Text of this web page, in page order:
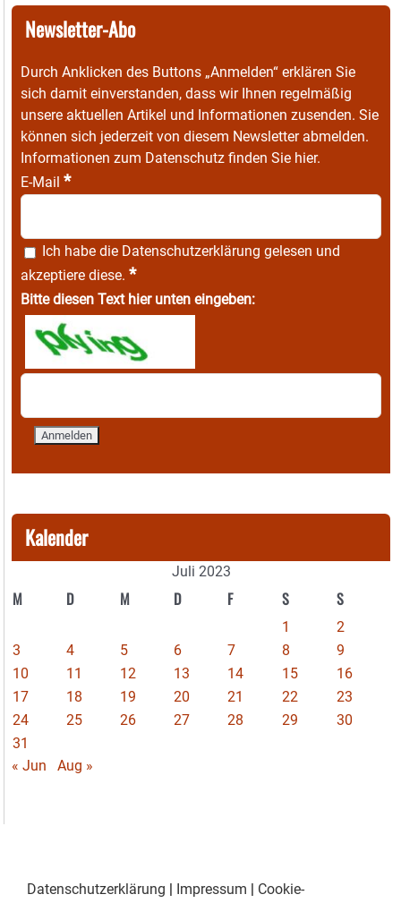
Newsletter-Abo
Durch Anklicken des Buttons „Anmelden“ erklären Sie
sich damit einverstanden, dass wir Ihnen regelmäßig
unsere aktuellen Artikel und Informationen zusenden. Sie
können sich jederzeit von diesem Newsletter abmelden.
Informationen zum Datenschutz finden Sie hier.
E-Mail *
Ich habe die Datenschutzerklärung gelesen und
akzeptiere diese. *
Bitte diesen Text hier unten eingeben:
Kalender
Juli 2023
M D M D F S S
1
2
3
4 5 6 7 8
9
10
11 12 13 14 15
16
17
18 19 20 21 22
23
24
25 26 27 28 29
30
31
« Jun
Aug »
Datenschutzerklärung Impressum
Cookie-